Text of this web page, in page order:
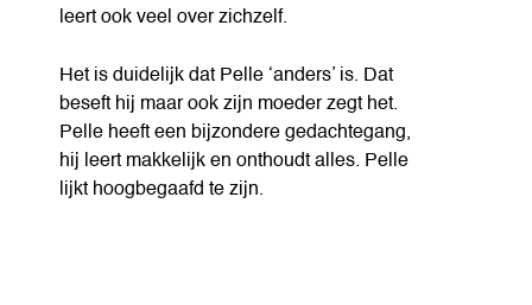
leert ook veel over zichzelf.
Het is duidelijk dat Pelle ‘anders’ is. Dat
beseft hij maar ook zijn moeder zegt het.
Pelle heeft een bijzondere gedachtegang,
hij leert makkelijk en onthoudt alles. Pelle
lijkt hoogbegaafd te zijn.